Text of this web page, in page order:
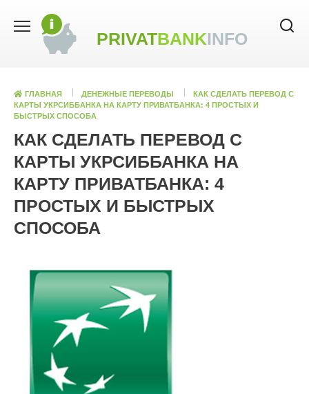
PRIVATBANKINFO
ГЛАВНАЯ ДЕНЕЖНЫЕ ПЕРЕВОДЫ
КАК СДЕЛАТЬ ПЕРЕВОД С
КАРТЫ УКРСИББАНКА НА КАРТУ ПРИВАТБАНКА: 4 ПРОСТЫХ И
БЫСТРЫХ СПОСОБА
КАК СДЕЛАТЬ ПЕРЕВОД С
КАРТЫ УКРСИББАНКА НА
КАРТУ ПРИВАТБАНКА: 4
ПРОСТЫХ И БЫСТРЫХ
СПОСОБА